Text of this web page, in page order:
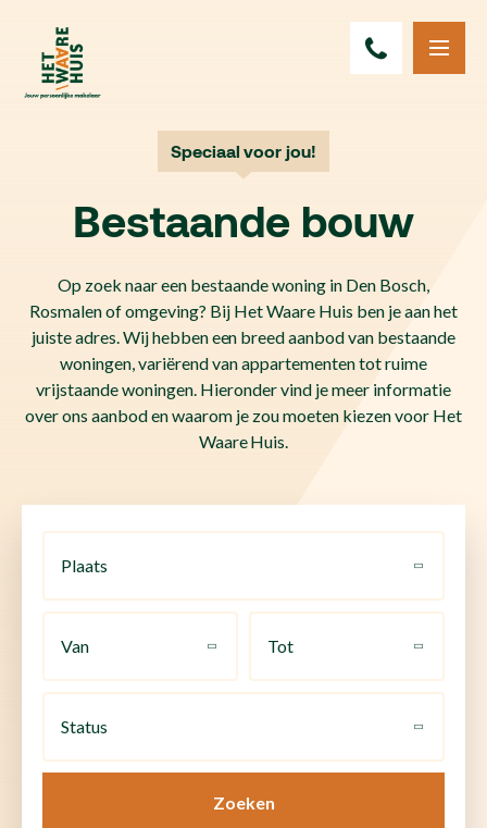
Speciaal voor jou!
Bestaande bouw
Op zoek naar een bestaande woning in Den Bosch,
Rosmalen of omgeving? Bij Het Waare Huis ben je aan het
juiste adres. Wij hebben een breed aanbod van bestaande
woningen, variërend van appartementen tot ruime
vrijstaande woningen. Hieronder vind je meer informatie
over ons aanbod en waarom je zou moeten kiezen voor Het
Waare Huis.
Plaats
Van Tot
Status
Zoeken